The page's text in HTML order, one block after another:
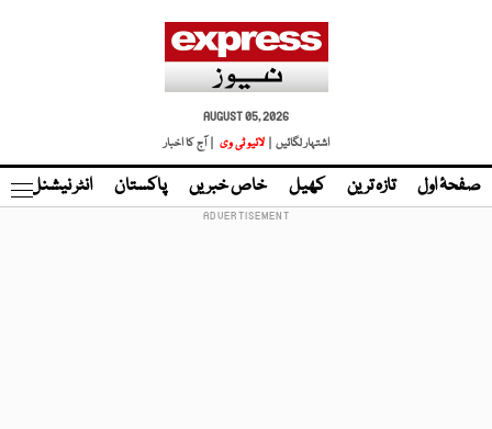
AUGUST 05, 2026
اشتہار لگائیں |
لائیو ٹی وی | آج کا اخبار
صفحۂ اول تازہ ترین کھیل خاص خبریں پاکستان انٹر نیشنل